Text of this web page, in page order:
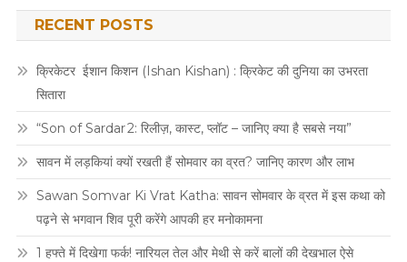
RECENT POSTS
क्रिकेटर ईशान किशन (Ishan Kishan) : क्रिकेट की दुनिया का उभरता
सितारा
“Son of Sardar 2: रिलीज़, कास्ट, प्लॉट – जानिए क्या है सबसे नया”
सावन में लड़कियां क्यों रखती हैं सोमवार का व्रत? जानिए कारण और लाभ
Sawan Somvar Ki Vrat Katha: सावन सोमवार के व्रत में इस कथा को
पढ़ने से भगवान शिव पूरी करेंगे आपकी हर मनोकामना
1 हफ्ते में दिखेगा फर्क! नारियल तेल और मेथी से करें बालों की देखभाल ऐसे